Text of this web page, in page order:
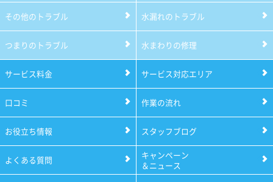
その他のトラブル 水漏れのトラブル
つまりのトラブル 水まわりの修理
サービス料金 サービス対応エリア
口コミ 作業の流れ
お役立ち情報 スタッフブログ
よくある質問
キャンペーン
＆ニュース